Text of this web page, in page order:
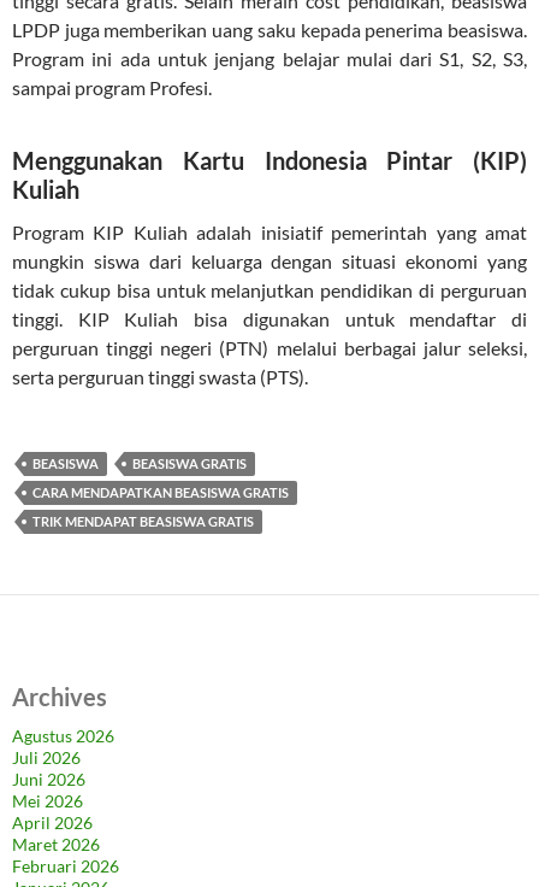
LPDP juga memberikan uang saku kepada penerima beasiswa.
Program ini ada untuk jenjang belajar mulai dari S1, S2, S3,
sampai program Profesi.
Menggunakan Kartu Indonesia Pintar (KIP)
Kuliah
Program KIP Kuliah adalah inisiatif pemerintah yang amat
mungkin siswa dari keluarga dengan situasi ekonomi yang
tidak cukup bisa untuk melanjutkan pendidikan di perguruan
tinggi. KIP Kuliah bisa digunakan untuk mendaftar di
perguruan tinggi negeri (PTN) melalui berbagai jalur seleksi,
serta perguruan tinggi swasta (PTS).
BEASISWA
BEASISWA GRATIS
CARA MENDAPATKAN BEASISWA GRATIS
TRIK MENDAPAT BEASISWA GRATIS
Archives
Agustus 2026
Juli 2026
Juni 2026
Mei 2026
April 2026
Maret 2026
Februari 2026